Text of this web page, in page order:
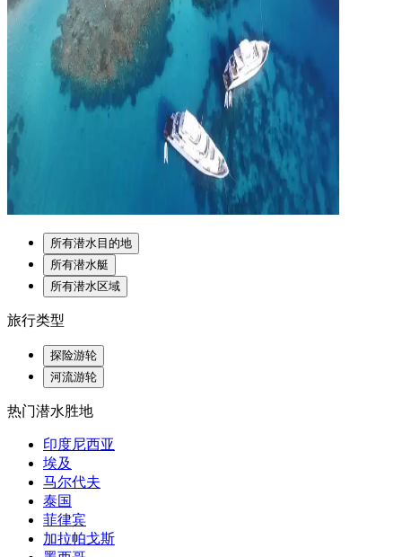
所有潜水目的地
所有潜水艇
所有潜水区域
旅行类型
探险游轮
河流游轮
热门潜水胜地
印度尼西亚
埃及
马尔代夫
泰国
菲律宾
加拉帕戈斯